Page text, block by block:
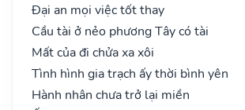
Đại an mọi việc tốt thay
Cầu tài ở nẻo phương Tây có tài
Mất của đi chửa xa xôi
Tình hình gia trạch ấy thời bình yên
Hành nhân chưa trở lại miền